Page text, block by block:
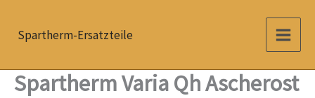
InhaltSpartherm-Ersatzteile
Spartherm Varia Qh Ascherost